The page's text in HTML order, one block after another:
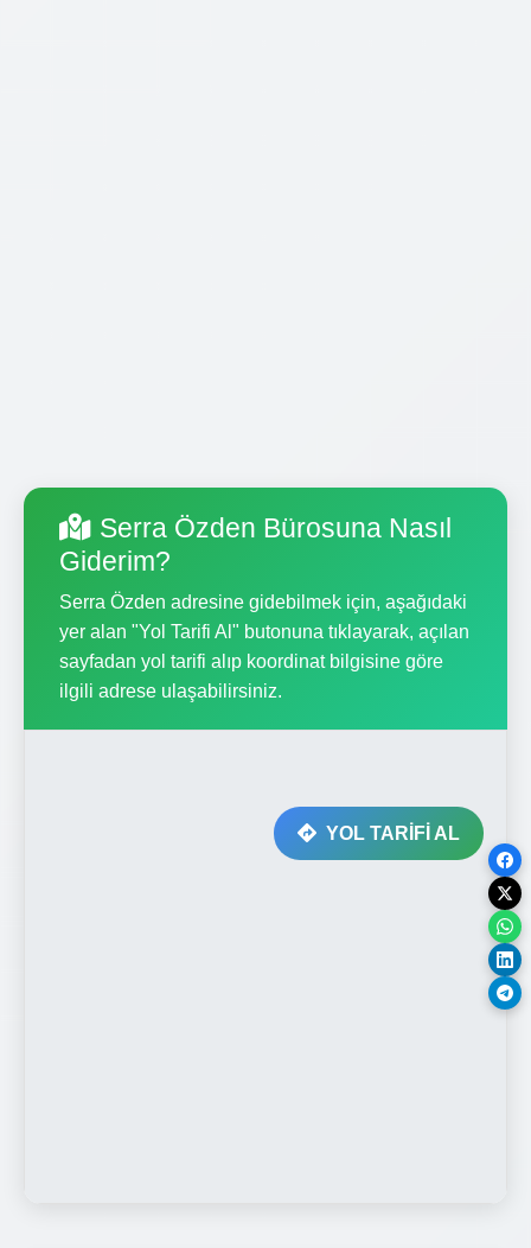
Serra Özden Bürosuna Nasıl
Giderim?
Serra Özden adresine gidebilmek için, aşağıdaki
yer alan "Yol Tarifi Al" butonuna tıklayarak, açılan
sayfadan yol tarifi alıp koordinat bilgisine göre
ilgili adrese ulaşabilirsiniz.
YOL TARİFİ AL